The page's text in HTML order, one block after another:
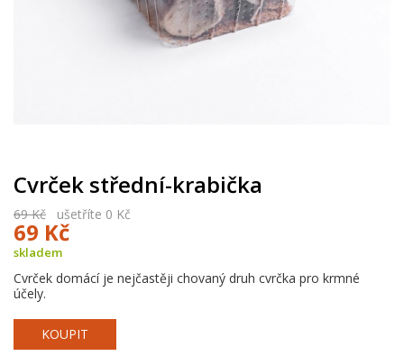
Cvrček střední-krabička
69 Kč ušetříte 0 Kč
69 Kč
skladem
Cvrček domácí je nejčastěji chovaný druh cvrčka pro krmné
účely.
KOUPIT